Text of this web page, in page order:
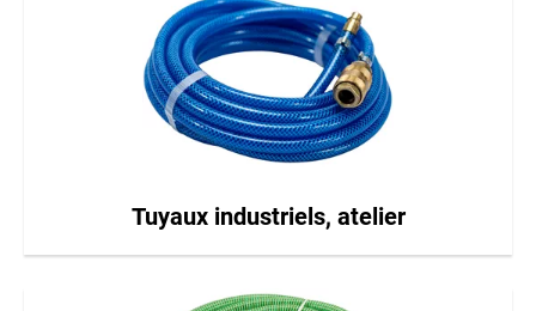
Tuyaux industriels, atelier